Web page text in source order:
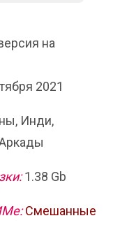
на
2021
Инди,
1.38 Gb
Смешанные